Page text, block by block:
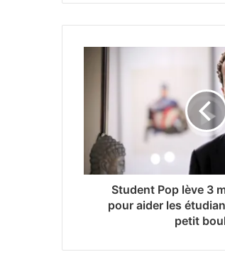
Student Pop lève 3
pour aider les
petit